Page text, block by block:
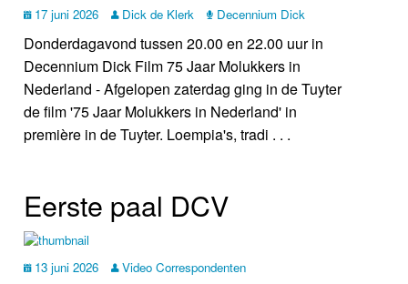
17 juni 2026 Dick de Klerk Decennium Dick
Donderdagavond tussen 20.00 en 22.00 uur in
Decennium Dick Film 75 Jaar Molukkers in
Nederland - Afgelopen zaterdag ging in de Tuyter
de film '75 Jaar Molukkers in Nederland' in
première in de Tuyter. Loempia's, tradi . . .
Eerste paal DCV
13 juni 2026 Video Correspondenten